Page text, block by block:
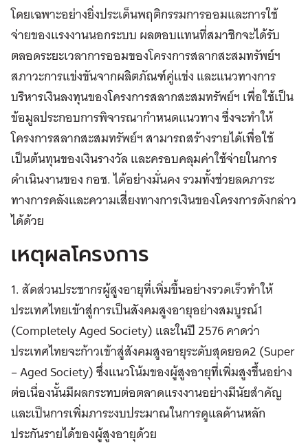
โดยเฉพาะอย่างยิ่งประเด็นพฤติกรรมการออมและการใช้
จ่ายของแรงงานนอกระบบ ผลตอบแทนที่สมาชิกจะได้รับ
ตลอดระยะเวลาการออมของโครงการสลากสะสมทรัพย์ฯ
สภาวะการแข่งขันจากผลิตภัณฑ์คู่แข่ง และแนวทางการ
บริหารเงินลงทุนของโครงการสลากสะสมทรัพย์ฯ เพื่อใช้เป็น
ข้อมูลประกอบการพิจารณากำหนดแนวทาง ซึ่งจะทำให้
โครงการสลากสะสมทรัพย์ฯ สามารถสร้างรายได้เพื่อใช้
เป็นต้นทุนของเงินรางวัล และครอบคลุมค่าใช้จ่ายในการ
ดำเนินงานของ กอช. ได้อย่างมั่นคง รวมทั้งช่วยลดภาระ
ทางการคลังและความเสี่ยงทางการเงินของโครงการดังกล่าว
ได้ด้วย
เหตุผลโครงการ
1. สัดส่วนประชากรผู้สูงอายุที่เพิ่มขึ้นอย่างรวดเร็วทำให้
ประเทศไทยเข้าสู่การเป็นสังคมสูงอายุอย่างสมบูรณ์1
(Completely Aged Society) และในปี 2576 คาดว่า
ประเทศไทยจะก้าวเข้าสู่สังคมสูงอายุระดับสุดยอด2 (Super
– Aged Society) ซึ่งแนวโน้มของผู้สูงอายุที่เพิ่มสูงขึ้นอย่าง
ต่อเนื่องนั้นมีผลกระทบต่อตลาดแรงงานอย่างมีนัยสำคัญ
และเป็นการเพิ่มภาระงบประมาณในการดูแลด้านหลัก
ประกันรายได้ของผู้สูงอายุด้วย